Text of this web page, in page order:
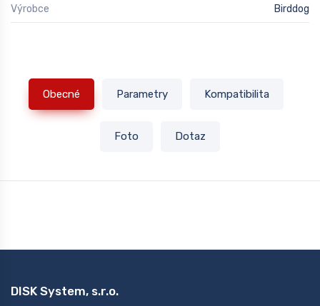
Výrobce Birddog
Obecné Parametry Kompatibilita
Foto Dotaz
DISK System, s.r.o.